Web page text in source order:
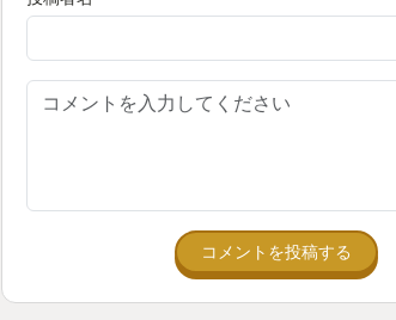
自分もその想いに応えようと必死に理解
まるで子供の時の好奇心を思い出したか
繰り返しプレイする中で、
コメントを投稿する